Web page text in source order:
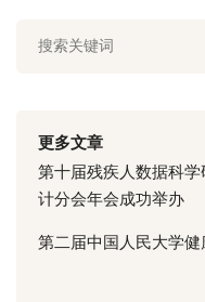
更多文章
第十届残疾人数据科
计分会年会成功举办
第二届中国人民大学